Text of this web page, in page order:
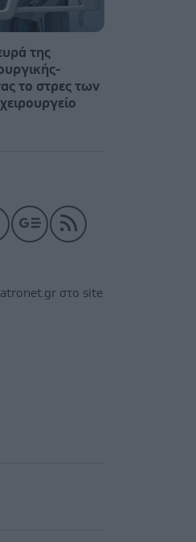
της
το στρες των
στο site